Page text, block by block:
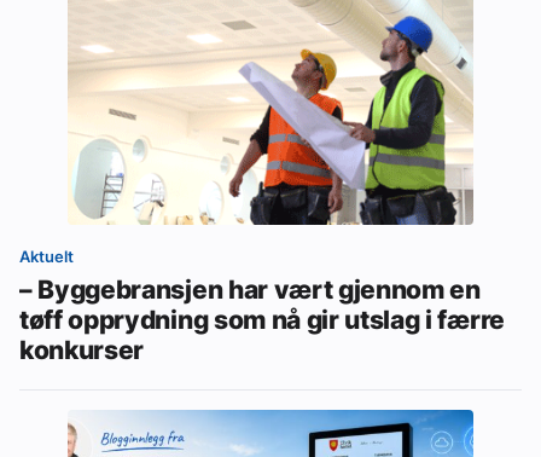
Aktuelt
– Byggebransjen har vært gjennom en
tøff opprydning som nå gir utslag i færre
konkurser